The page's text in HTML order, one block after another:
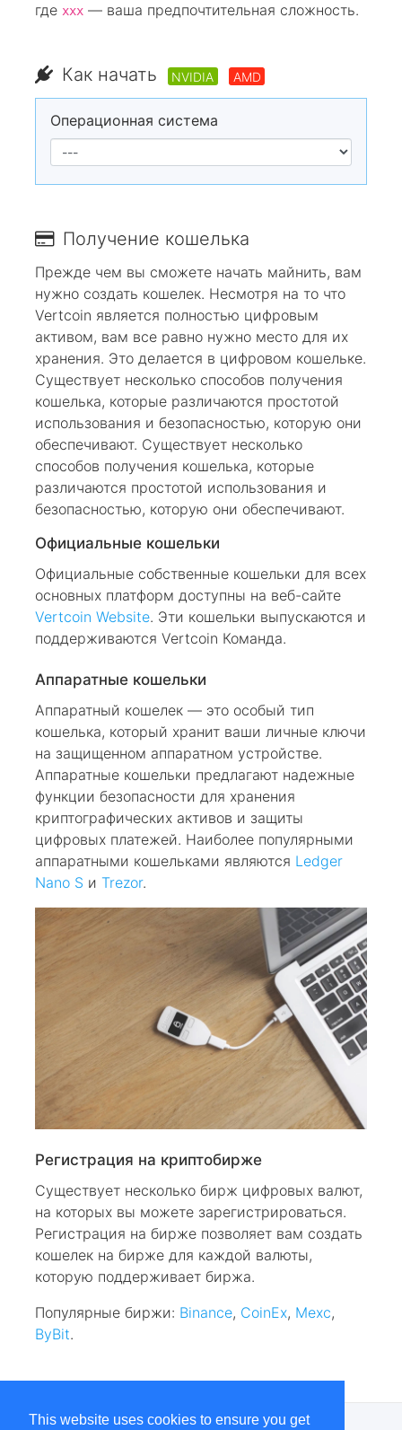
This website uses cookies to ensure you get
где xxx — ваша предпочтительная сложность.
Как начать NVIDIA AMD
Операционная система
Получение кошелька
Прежде чем вы сможете начать майнить, вам
нужно создать кошелек. Несмотря на то что
Vertcoin является полностью цифровым
активом, вам все равно нужно место для их
хранения. Это делается в цифровом кошельке.
Существует несколько способов получения
кошелька, которые различаются простотой
использования и безопасностью, которую они
обеспечивают. Существует несколько
способов получения кошелька, которые
различаются простотой использования и
безопасностью, которую они обеспечивают.
Официальные кошельки
Официальные собственные кошельки для всех
основных платформ доступны на веб-сайте
Vertcoin Website. Эти кошельки выпускаются и
поддерживаются Vertcoin Команда.
Аппаратные кошельки
Аппаратный кошелек — это особый тип
кошелька, который хранит ваши личные ключи
на защищенном аппаратном устройстве.
Аппаратные кошельки предлагают надежные
функции безопасности для хранения
криптографических активов и защиты
цифровых платежей. Наиболее популярными
аппаратными кошельками являются Ledger
Nano S и Trezor.
Регистрация на криптобирже
Существует несколько бирж цифровых валют,
на которых вы можете зарегистрироваться.
Регистрация на бирже позволяет вам создать
кошелек на бирже для каждой валюты,
которую поддерживает биржа.
Популярные биржи: Binance, CoinEx, Mexc,
ByBit.